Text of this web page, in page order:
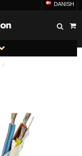
DANISH
/